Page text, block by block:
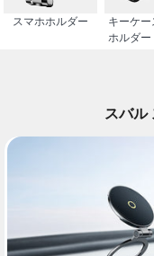
スマホホルダー
キーケー
ホルダー
スバル